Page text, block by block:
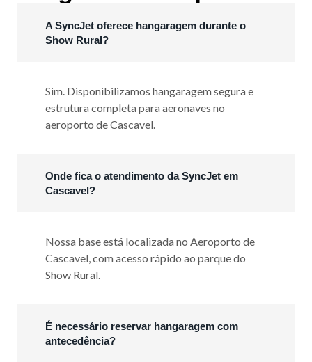
A SyncJet oferece hangaragem durante o
Show Rural?
Sim. Disponibilizamos hangaragem segura e
estrutura completa para aeronaves no
aeroporto de Cascavel.
Onde fica o atendimento da SyncJet em
Cascavel?
Nossa base está localizada no Aeroporto de
Cascavel, com acesso rápido ao parque do
Show Rural.
É necessário reservar hangaragem com
antecedência?